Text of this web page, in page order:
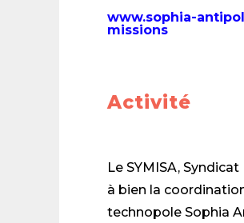
www.sophia-
missions
Activité
Le SYMISA,
à bien la
technopole Sophia